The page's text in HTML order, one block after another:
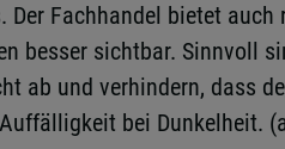
Fachhandel bietet auch
besser sichtbar. Sinnvoll
ab und verhindern, dass
bei Dunkelheit.